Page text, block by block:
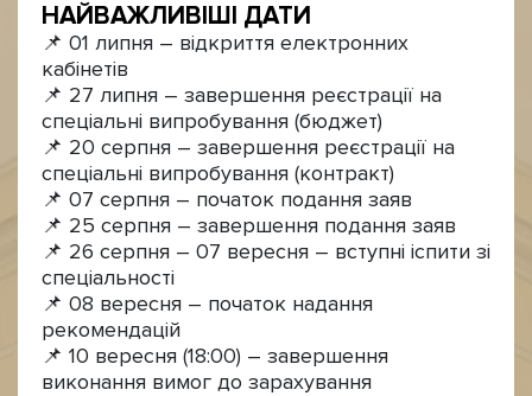
НАЙВАЖЛИВІШІ ДАТИ
📌 01 липня – відкриття електронних
кабінетів
📌 27 липня – завершення реєстрації на
спеціальні випробування (бюджет)
📌 20 серпня – завершення реєстрації на
спеціальні випробування (контракт)
📌 07 серпня – початок подання заяв
📌 25 серпня – завершення подання заяв
📌 26 серпня – 07 вересня – вступні іспити зі
спеціальності
📌 08 вересня – початок надання
рекомендацій
📌 10 вересня (18:00) – завершення
виконання вимог до зарахування